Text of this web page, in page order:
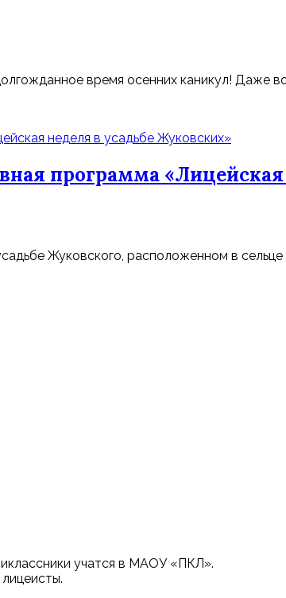
время осенних каникул! Даже
программа
Жуковского, расположенном в
учатся в МАОУ «ПКЛ».